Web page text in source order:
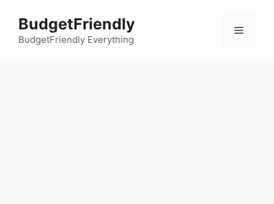
BudgetFriendly
BudgetFriendly Everything
메